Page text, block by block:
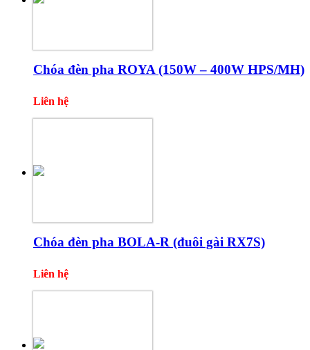
Chóa đèn pha ROYA (150W – 400W HPS/MH)
Liên hệ
Chóa đèn pha BOLA-R (đuôi gài RX7S)
Liên hệ